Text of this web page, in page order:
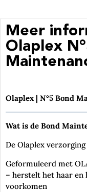
Meer
Olaplex
Olaplex | N°5 Bond
Wat is de Bond
De Olaplex
Geformuleerd met
– herstelt het haar en
voorkomen